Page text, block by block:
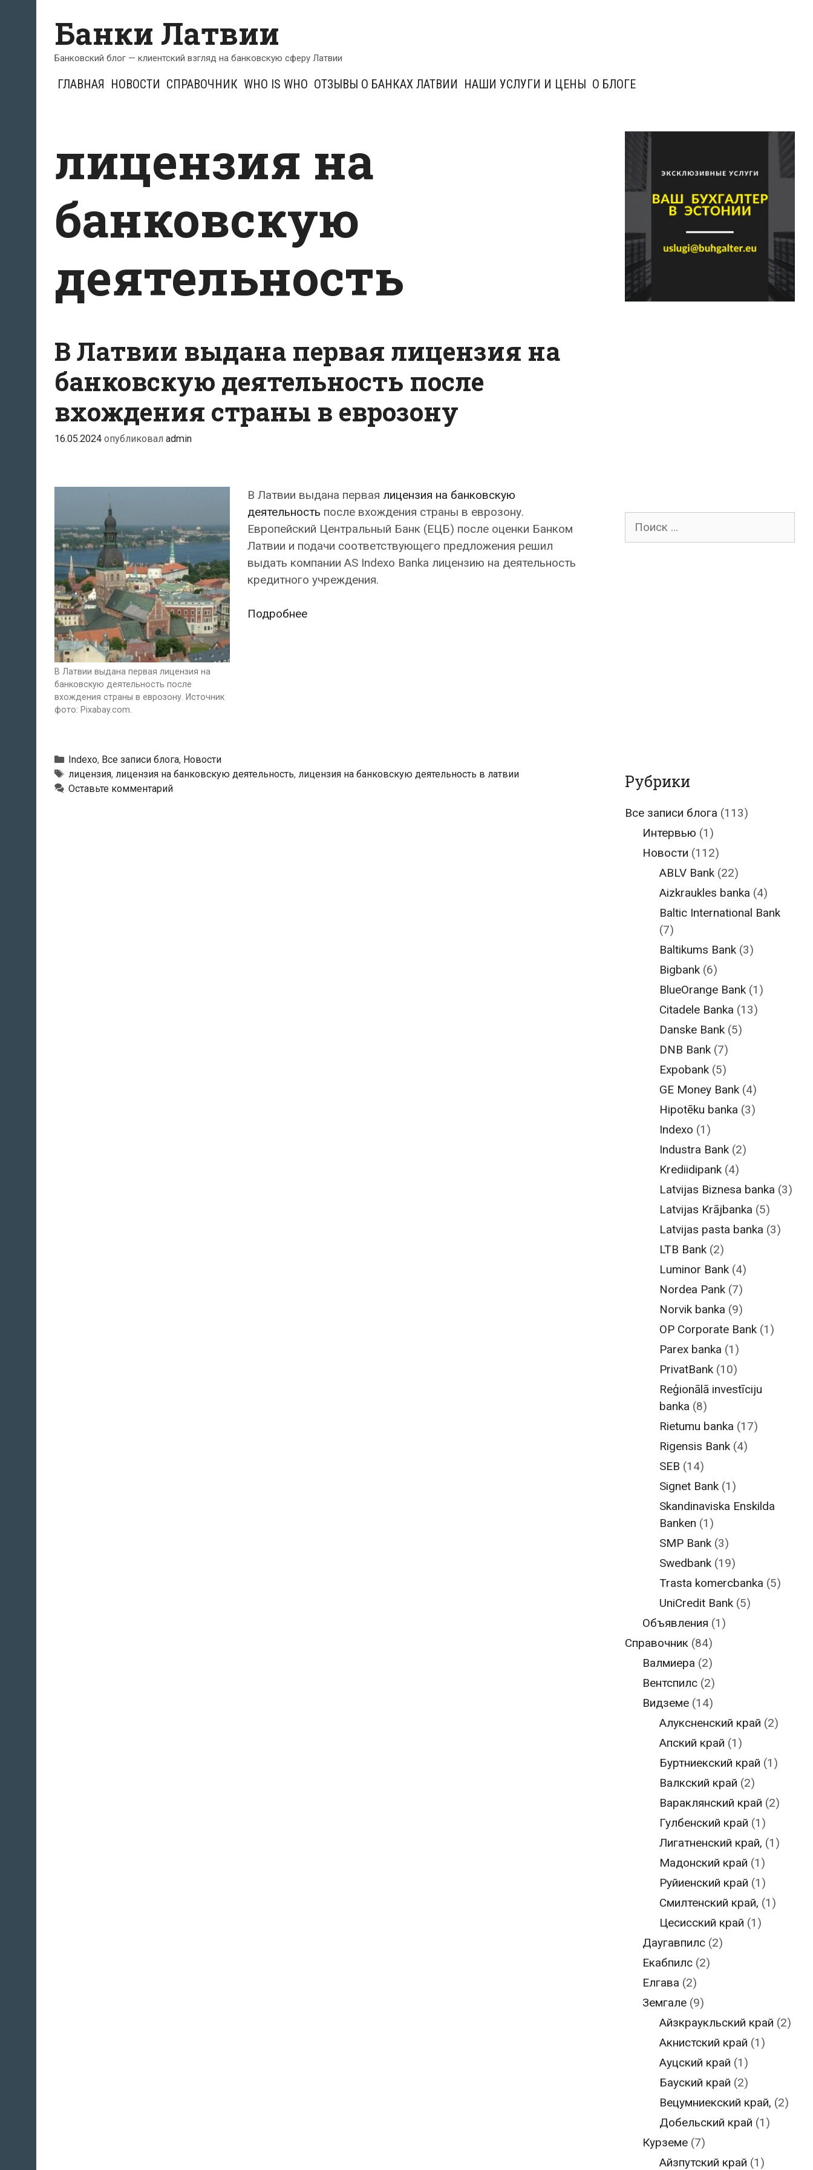
содержимому
Банки Латвии
Банковский блог — клиентский взгляд на банковскую сферу Латвии
ГЛАВНАЯ НОВОСТИ СПРАВОЧНИК WHO IS WHO ОТЗЫВЫ О БАНКАХ ЛАТВИИ НАШИ УСЛУГИ И ЦЕНЫ О БЛОГЕ
лицензия на
банковскую
деятельность
В Латвии выдана первая лицензия на
банковскую деятельность после
вхождения страны в еврозону
16.05.2024 опубликовал admin
В Латвии выдана первая лицензия на
банковскую деятельность после
вхождения страны в еврозону. Источник
фото: Pixabay.com.
В Латвии выдана первая лицензия на банковскую
деятельность после вхождения страны в еврозону.
Европейский Центральный Банк (ЕЦБ) после оценки Банком
Латвии и подачи соответствующего предложения решил
выдать компании AS Indexo Banka лицензию на деятельность
кредитного учреждения.
ПодробнееВ
страны
Рубрики
Indexo, Все записи блога, Новости
Тэги
лицензия, лицензия на банковскую деятельность, лицензия на банковскую деятельность в латвии
Оставьте комментарий
Поиск
Рубрики
Все записи блога (113)
Интервью (1)
Новости (112)
ABLV Bank (22)
Aizkraukles banka (4)
Baltic International Bank
(7)
Baltikums Bank (3)
Bigbank (6)
BlueOrange Bank (1)
Citadele Banka (13)
Danske Bank (5)
DNB Bank (7)
Expobank (5)
GE Money Bank (4)
Hipotēku banka (3)
Indexo (1)
Industra Bank (2)
Krediidipank (4)
Latvijas Biznesa banka (3)
Latvijas Krājbanka (5)
Latvijas pasta banka (3)
LTB Bank (2)
Luminor Bank (4)
Nordea Pank (7)
Norvik banka (9)
OP Corporate Bank (1)
Parex banka (1)
PrivatBank (10)
Reģionālā investīciju
banka (8)
Rietumu banka (17)
Rigensis Bank (4)
SEB (14)
Signet Bank (1)
Skandinaviska Enskilda
Banken (1)
SMP Bank (3)
Swedbank (19)
Trasta komercbanka (5)
UniCredit Bank (5)
Объявления (1)
Справочник (84)
Валмиера (2)
Вентспилс(2)
Видземе(14)
Алуксненский край (2)
Апский край (1)
Буртниекский край (1)
Валкский край (2)
Вараклянский край (2)
Гулбенский край (1)
Лигатненский край, (1)
Мадонский край (1)
Руйиенский край (1)
Смилтенский край, (1)
Цесисский край (1)
Даугавпилс(2)
Екабпилс(2)
Елгава (2)
Земгале(9)
Айзкраукльский край (2)
Акнистский край (1)
Ауцский край (1)
Бауский край (2)
Вецумниекский край, (2)
Добельский край (1)
Курземе(7)
Айзпутский край (1)